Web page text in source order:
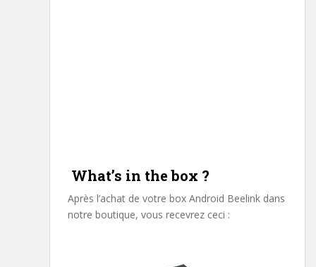
What’s in the box ?
Après l’achat de votre box Android Beelink dans
notre boutique, vous recevrez ceci :